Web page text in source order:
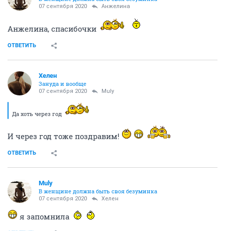
07 сентября 2020 Aнжелина
Анжелина, спасибочки
ОТВЕТИТЬ
Хелен
Зануда и вообще
07 сентября 2020 Muly
Да хоть через год
И через год тоже поздравим!
ОТВЕТИТЬ
Muly
В женщине должна быть своя безyминка
07 сентября 2020 Хелен
я запомнила